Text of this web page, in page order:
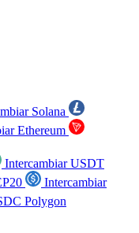
Solana
Ethereum
Intercambiar USDT
Intercambiar
Polygon